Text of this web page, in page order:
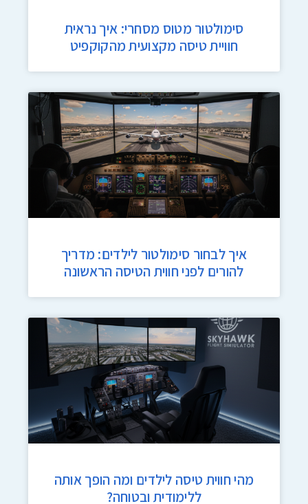
סימולטור מטוס מסחרי: איך נראית
חוויית טיסה מקצועית מהקוקפיט
איך לבחור סימולטור לילדים: מדריך
להורים לפני חווית הטיסה הראשונה
מהי חווית טיסה לילדים ומה הופך אותה
ללימודית ובטוחה?